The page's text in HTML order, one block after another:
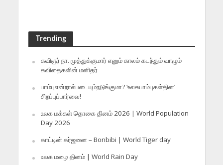
Trending
கவிஞர் நா. முத்துக்குமார் எனும் காலம் கடந்தும் வாழும்
கவிதைகளின் மனிதர்
பாம்புஎன்றால்படையும்நடுங்குமா? ‘உலகபாம்புகள்தின’
சிறப்புப்பார்வை!
உலக மக்கள் தொகை தினம் 2026 | World Population
Day 2026
காட்டின் கர்ஜனை – Bonbibi | World Tiger day
உலக மழை தினம் | World Rain Day